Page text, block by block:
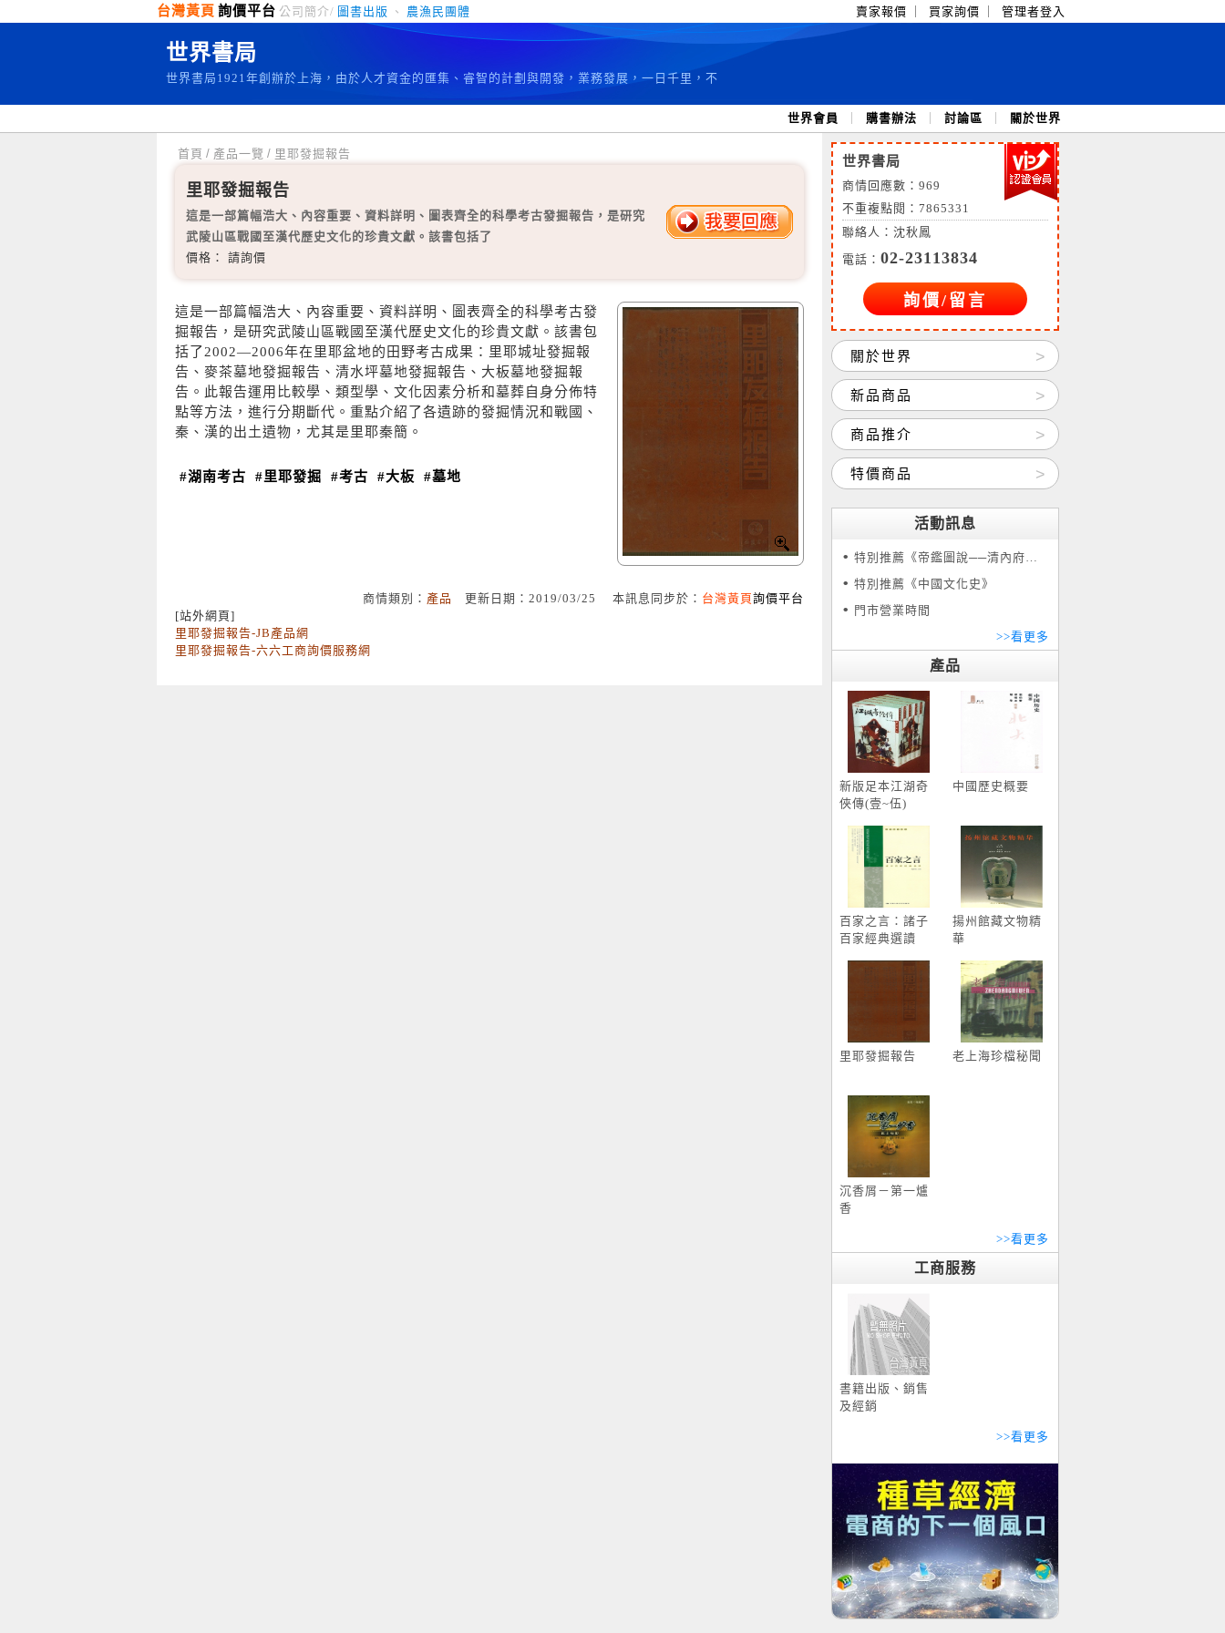
台灣黃頁 詢價平台 公司簡介/ 圖書出版 、 農漁民團體 賣家報價 買家詢價 管理者登入
世界書局
世界書局1921年創辦於上海，由於人才資金的匯集、睿智的計劃與開發，業務發展，一日千里，不
世界會員 購書辦法 討論區 關於世界
首頁 / 產品一覽 / 里耶發掘報告
里耶發掘報告
這是一部篇幅浩大、內容重要、資料詳明、圖表齊全的科學考古發掘報告，是研究
武陵山區戰國至漢代歷史文化的珍貴文獻。該書包括了
價格： 請詢價
這是一部篇幅浩大、內容重要、資料詳明、圖表齊全的科學考古發
掘報告，是研究武陵山區戰國至漢代歷史文化的珍貴文獻。該書包
括了2002—2006年在里耶盆地的田野考古成果：里耶城址發掘報
告、麥茶墓地發掘報告、清水坪墓地發掘報告、大板墓地發掘報
告。此報告運用比較學、類型學、文化因素分析和墓葬自身分佈特
點等方法，進行分期斷代。重點介紹了各遺跡的發掘情況和戰國、
秦、漢的出土遺物，尤其是里耶秦簡。
#湖南考古 #里耶發掘 #考古 #大板 #墓地
商情類別： 產品 更新日期：2019/03/25 本訊息同步於： 台灣黃頁詢價平台
[站外網頁]
里耶發掘報告-JB產品網
里耶發掘報告-六六工商詢價服務網
世界書局
商情回應數： 969
不重複點閱：7865331
聯絡人：沈秋鳳
電話： 02-23113834
詢價/留言
關於世界
新品商品
商品推介
特價商品
活動訊息
特別推薦《帝鑑圖說──清內府彩繪本》
特別推薦《中國文化史》
門市營業時間
>>看更多
產品
新版足本江湖奇
俠傳(壹~伍)
中國歷史概要
百家之言：諸子
百家經典選讀
揚州館藏文物精
華
里耶發掘報告 老上海珍檔秘聞
沉香屑－第一爐
香
>>看更多
工商服務
書籍出版、銷售
及經銷
>>看更多